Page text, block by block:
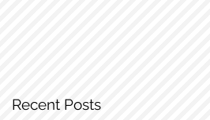
Recent Posts